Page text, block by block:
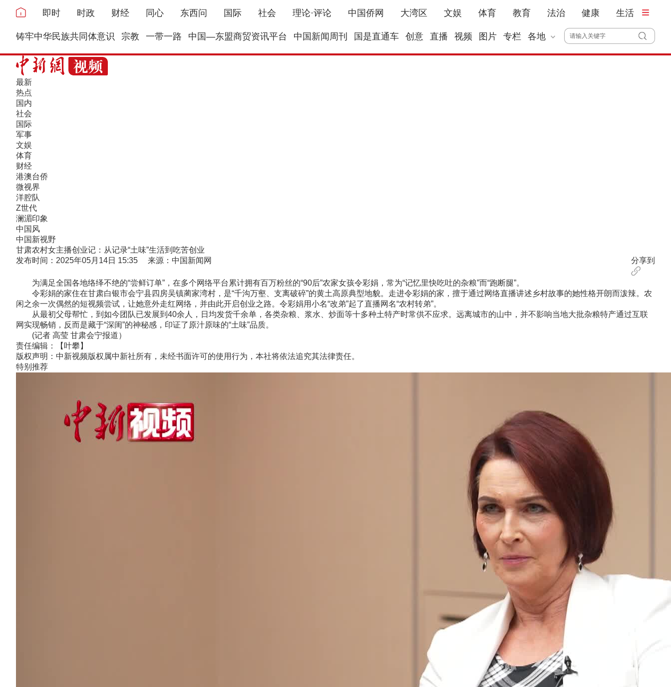
即时 时政 财经 同心 东西问 国际 社会 理论·评论 中国侨网 大湾区 文娱 体育 教育 法治 健康 生活
铸牢中华民族共同体意识 宗教 一带一路 中国—东盟商贸资讯平台 中国新闻周刊 国是直通车 创意 直播 视频 图片 专栏 各地
最新
热点
国内
社会
国际
军事
文娱
体育
财经
港澳台侨
微视界
洋腔队
Z世代
澜湄印象
中国风
中国新视野
甘肃农村女主播创业记：从记录“土味”生活到吃苦创业
发布时间：2025年05月14日 15:35 来源：中国新闻网
分享到
为满足全国各地络绎不绝的“尝鲜订单”，在多个网络平台累计拥有百万粉丝的“90后”农家女孩令彩娟，常为“记忆里快吃吐的杂粮”而“跑断腿”。
令彩娟的家住在甘肃白银市会宁县四房吴镇蔺家湾村，是“千沟万壑、支离破碎”的黄土高原典型地貌。走进令彩娟的家，擅于通过网络直播讲述乡村故事的她性格开朗而泼辣。农
闲之余一次偶然的短视频尝试，让她意外走红网络，并由此开启创业之路。令彩娟用小名“改弟”起了直播网名“农村转弟”。
从最初父母帮忙，到如今团队已发展到40余人，日均发货千余单，各类杂粮、浆水、炒面等十多种土特产时常供不应求。远离城市的山中，并不影响当地大批杂粮特产通过互联
网实现畅销，反而是藏于“深闺”的神秘感，印证了原汁原味的“土味”品质。
(记者 高莹 甘肃会宁报道）
责任编辑：【叶攀】
版权声明：中新视频版权属中新社所有，未经书面许可的使用行为，本社将依法追究其法律责任。
特别推荐